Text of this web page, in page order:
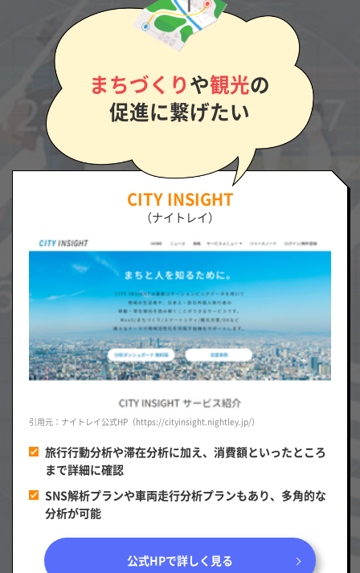
まちづくりや観光の
促進に繋げたい
CITY INSIGHT
（ナイトレイ）
引用元：ナイトレイ公式HP（https://cityinsight.nightley.jp/）
旅行行動分析や滞在分析に加え、消費額といったところ
まで詳細に確認
SNS解析プランや車両走行分析プランもあり、多角的な
分析が可能
公式HPで詳しく見る